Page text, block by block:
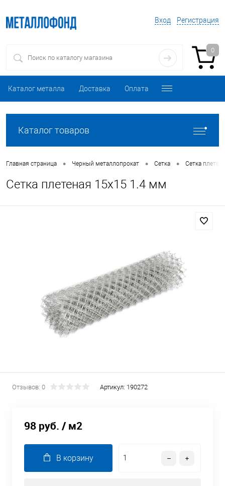
Вход Регистрация
0
Каталог металла Доставка Оплата
Каталог товаров
Главная страница • Черный металлопрокат • Сетка • Сетка
Сетка плетеная 15х15 1.4 мм
Отзывов: 0 Артикул: 190272
98 руб. / м2
В корзину